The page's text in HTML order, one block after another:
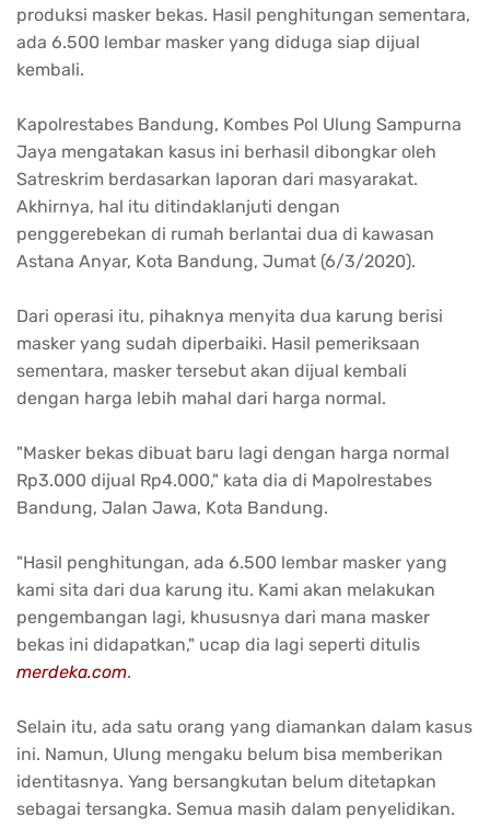
produksi masker bekas. Hasil penghitungan sementara,
ada 6.500 lembar masker yang diduga siap dijual
kembali.
Kapolrestabes Bandung, Kombes Pol Ulung Sampurna
Jaya mengatakan kasus ini berhasil dibongkar oleh
Satreskrim berdasarkan laporan dari masyarakat.
Akhirnya, hal itu ditindaklanjuti dengan
penggerebekan di rumah berlantai dua di kawasan
Astana Anyar, Kota Bandung, Jumat (6/3/2020).
Dari operasi itu, pihaknya menyita dua karung berisi
masker yang sudah diperbaiki. Hasil pemeriksaan
sementara, masker tersebut akan dijual kembali
dengan harga lebih mahal dari harga normal.
"Masker bekas dibuat baru lagi dengan harga normal
Rp3.000 dijual Rp4.000," kata dia di Mapolrestabes
Bandung, Jalan Jawa, Kota Bandung.
"Hasil penghitungan, ada 6.500 lembar masker yang
kami sita dari dua karung itu. Kami akan melakukan
pengembangan lagi, khususnya dari mana masker
bekas ini didapatkan," ucap dia lagi seperti ditulis
merdeka.com.
Selain itu, ada satu orang yang diamankan dalam kasus
ini. Namun, Ulung mengaku belum bisa memberikan
identitasnya. Yang bersangkutan belum ditetapkan
sebagai tersangka. Semua masih dalam penyelidikan.